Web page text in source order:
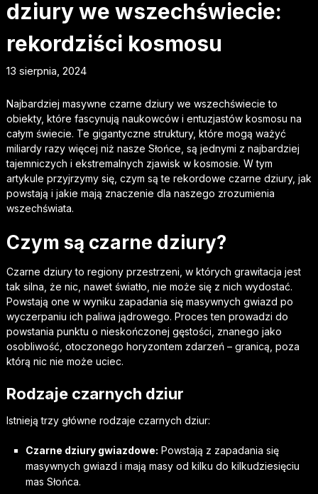
dziury we wszechświecie:
rekordziści kosmosu
13 sierpnia, 2024
Najbardziej masywne czarne dziury we wszechświecie to
obiekty, które fascynują naukowców i entuzjastów kosmosu na
całym świecie. Te gigantyczne struktury, które mogą ważyć
miliardy razy więcej niż nasze Słońce, są jednymi z najbardziej
tajemniczych i ekstremalnych zjawisk w kosmosie. W tym
artykule przyjrzymy się, czym są te rekordowe czarne dziury, jak
powstają i jakie mają znaczenie dla naszego zrozumienia
wszechświata.
Czym są czarne dziury?
Czarne dziury to regiony przestrzeni, w których grawitacja jest
tak silna, że nic, nawet światło, nie może się z nich wydostać.
Powstają one w wyniku zapadania się masywnych gwiazd po
wyczerpaniu ich paliwa jądrowego. Proces ten prowadzi do
powstania punktu o nieskończonej gęstości, znanego jako
osobliwość, otoczonego horyzontem zdarzeń – granicą, poza
którą nic nie może uciec.
Rodzaje czarnych dziur
Istnieją trzy główne rodzaje czarnych dziur:
Czarne dziury gwiazdowe: Powstają z zapadania się
masywnych gwiazd i mają masy od kilku do kilkudziesięciu
mas Słońca.